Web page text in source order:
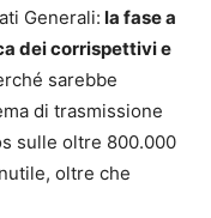
Generali: la fase a
dei corrispettivi e
sarebbe
di trasmissione
sulle oltre 800.000
oltre che